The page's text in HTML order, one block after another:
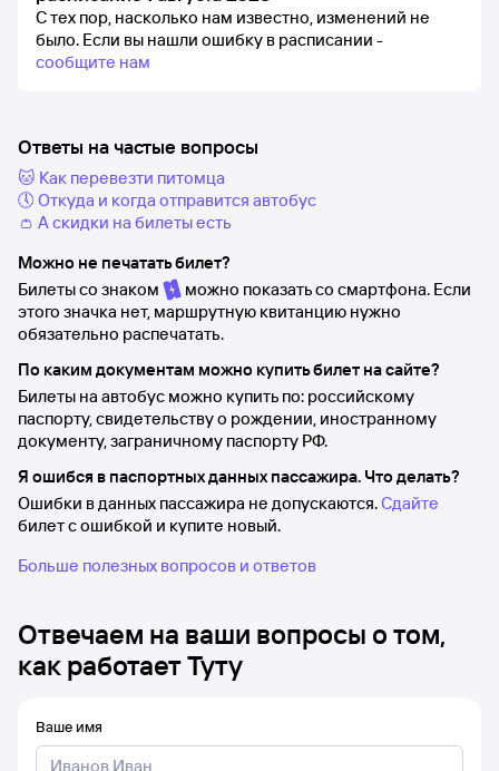
С тех пор, насколько нам известно, изменений не
было. Если вы нашли ошибку в расписании -
сообщите нам
Ответы на частые вопросы
🐱 Как перевезти питомца
🕔 Откуда и когда отправится автобус
👛 А скидки на билеты есть
Можно не печатать билет?
Билеты со знаком
можно показать со смартфона. Если
этого значка нет, маршрутную квитанцию нужно
обязательно распечатать.
По каким документам можно купить билет на сайте?
Билеты на автобус можно купить по: российскому
паспорту, свидетельству о рождении, иностранному
документу, заграничному паспорту РФ.
Я ошибся в паспортных данных пассажира. Что делать?
Ошибки в данных пассажира не допускаются.Сдайте
билет с ошибкой и купите новый.
Больше полезных вопросов и ответов
Отвечаем на ваши вопросы о том,
как работает Туту
Ваше имя